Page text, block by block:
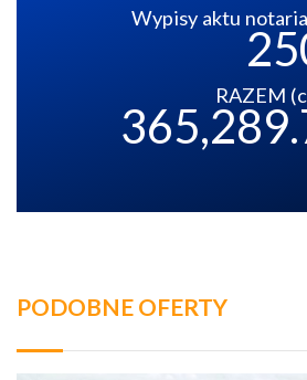
Wypisy aktu
RAZEM
PODOBNE OFERTY